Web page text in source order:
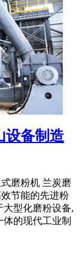
设备制造
磨粉机 兰炭磨
节能的先进粉
型化磨粉设备,
的现代工业制